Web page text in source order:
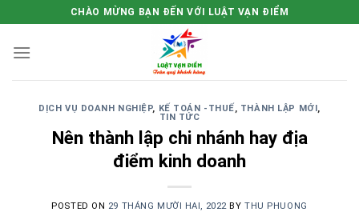
to
content
CHÀO MỪNG BẠN ĐẾN VỚI LUẬT VẠN ĐIỂM
DỊCH VỤ DOANH NGHIỆP, KẾ TOÁN -THUẾ, THÀNH LẬP MỚI,
TIN TỨC
Nên thành lập chi nhánh hay địa
điểm kinh doanh
POSTED ON 29 THÁNG MƯỜI HAI, 2022 BYTHU PHUONG